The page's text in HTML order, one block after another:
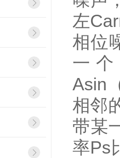
左
相位
一
Asin
相邻
带某
率Ps